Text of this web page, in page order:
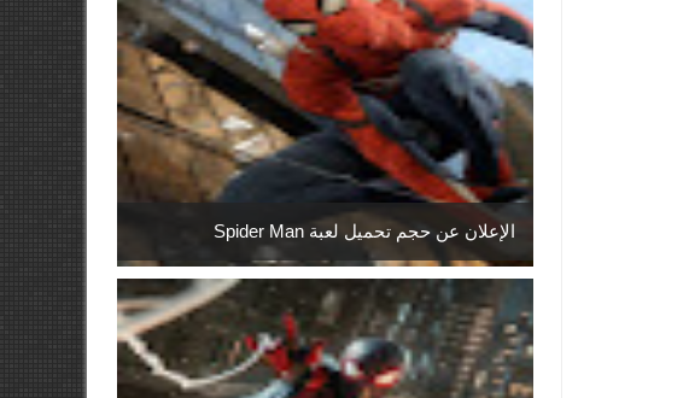
الإعلان عن حجم تحميل لعبة Spider Man